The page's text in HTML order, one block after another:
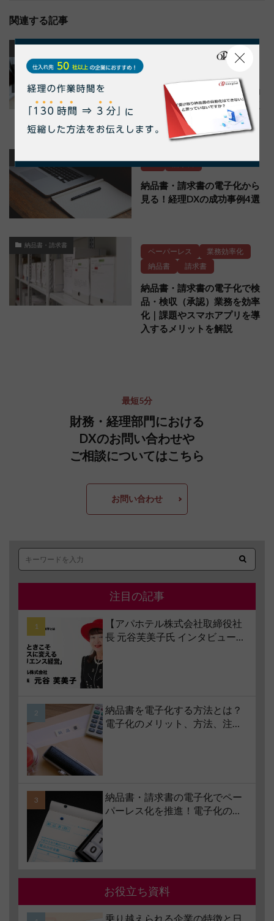
関連する記事
納品書
納品書・請求書管理とは？効
率化の方法や電子化の注意点
も解説
DX 請求書
納品書・請求書の電子化から
見る！経理DXの成功事例4選
納品書・請求書
ペーパーレス
業務効率化
納品書
請求書
納品書・請求書の電子化で検
品・検収（承認）業務を効率
化｜課題やスマホアプリを導
入するメリットを解説
最短5分
財務・経理部門における
DXのお問い合わせや
ご相談についてはこちら
お問い合わせ
注目の記事
【アパホテル株式会社取締役社
長 元谷芙美子氏 インタビュー】
納品書を電子化する方法とは？
電子化のメリット、方法、注意
納品書・請求書の電子化でペー
パーレス化を推進！電子化の要
お役立ち資料
乗り越えられる企業の特徴と日